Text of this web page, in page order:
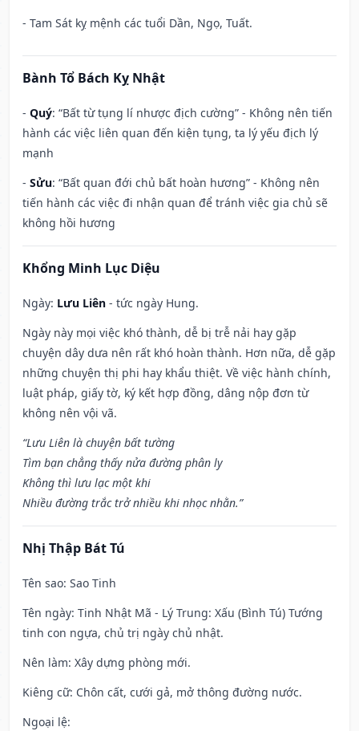
- Tam Sát kỵ mệnh các tuổi Dần, Ngọ, Tuất.
Bành Tổ Bách Kỵ Nhật
- Quý: “Bất từ tụng lí nhược địch cường” - Không nên tiến
hành các việc liên quan đến kiện tụng, ta lý yếu địch lý
mạnh
- Sửu: “Bất quan đới chủ bất hoàn hương” - Không nên
tiến hành các việc đi nhận quan để tránh việc gia chủ sẽ
không hồi hương
Khổng Minh Lục Diệu
Ngày: Lưu Liên - tức ngày Hung.
Ngày này mọi việc khó thành, dễ bị trễ nải hay gặp
chuyện dây dưa nên rất khó hoàn thành. Hơn nữa, dễ gặp
những chuyện thị phi hay khẩu thiệt. Về việc hành chính,
luật pháp, giấy tờ, ký kết hợp đồng, dâng nộp đơn từ
không nên vội vã.
“Lưu Liên là chuyện bất tường
Tìm bạn chẳng thấy nửa đường phân ly
Không thì lưu lạc một khi
Nhiều đường trắc trở nhiều khi nhọc nhằn.”
Nhị Thập Bát Tú
Tên sao: Sao Tinh
Tên ngày: Tinh Nhật Mã - Lý Trung: Xấu (Bình Tú) Tướng
tinh con ngựa, chủ trị ngày chủ nhật.
Nên làm: Xây dựng phòng mới.
Kiêng cữ: Chôn cất, cưới gả, mở thông đường nước.
Ngoại lệ: